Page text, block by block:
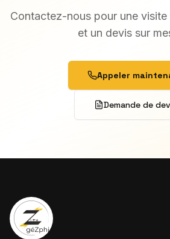
Contactez-nous pour une
et un devis sur
Appeler
Demande de